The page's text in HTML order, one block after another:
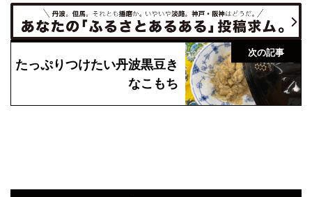
次の記事
たっぷりつけたい丹波黒豆き
なこもち